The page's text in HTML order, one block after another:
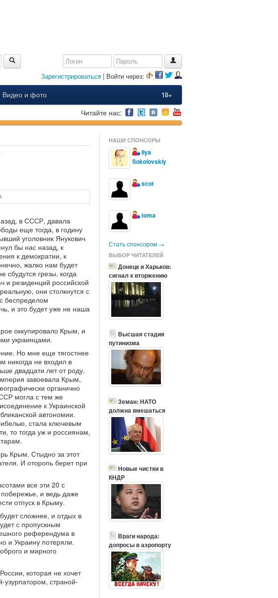
Зарегистрироваться | Войти через:
18+
Видео и фото
Читайте нас:
в СССР, давала
еще тогда, в годину
уголовник Янукович
бы нас назад, к
к демократии, к
жалко нам будет
сбудутся грезы, когда
и резиденций российской
они столкнутся с
беспределом
и это будет уже не наша
оккупировало Крым, и
украинцами.
Но мне еще тягостнее
никогда не входил в
двадцати лет от роду.
завоевала Крым,
органично
могла с тем же
к Украинской
автономии.
стала ключевым
то тогда уж и россиянам,
Крым. Стыдно за этот
И оторопь берет при
все эти 20 с
и ведь даже
отпуск в Крыму.
сложнее, и отдых в
с пропускным
референдума в
и Украину потеряли.
и мирного
которая не хочет
узурпатором, страной-
НАШИ СПОНСОРЫ
Ilya
Sokolovskiy
scot
toma
Стать спонсором →
ВЫБОР ЧИТАТЕЛЕЙ
Донецк и Харьков:
сигнал к вторжению
Высшая стадия
путинизма
Земан: НАТО
должна вмешаться
Новые чистки в
КНДР
Враги народа:
допросы в аэропорту